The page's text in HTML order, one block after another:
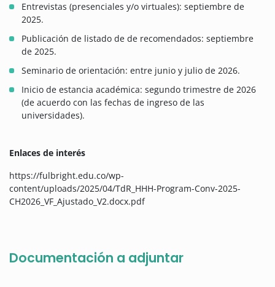
Entrevistas (presenciales y/o virtuales): septiembre de
2025.
Publicación de listado de de recomendados: septiembre
de 2025.
Seminario de orientación: entre junio y julio de 2026.
Inicio de estancia académica: segundo trimestre de 2026
(de acuerdo con las fechas de ingreso de las
universidades).
Enlaces de interés
https://fulbright.edu.co/wp-
content/uploads/2025/04/TdR_HHH-Program-Conv-2025-
CH2026_VF_Ajustado_V2.docx.pdf
Documentación a adjuntar